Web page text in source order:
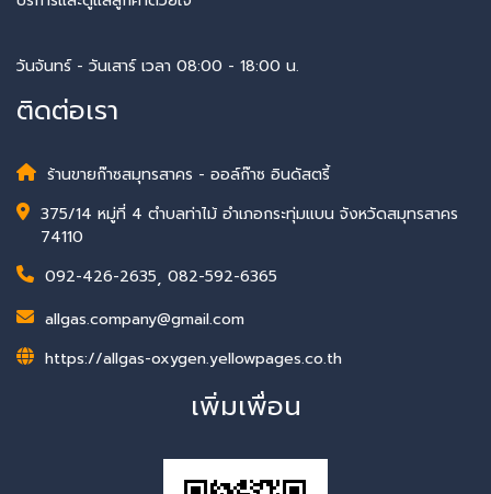
วันจันทร์ - วันเสาร์ เวลา 08:00 - 18:00 น.
ติดต่อเรา
ร้านขายก๊าซสมุทรสาคร - ออล์ก๊าซ อินดัสตรี้
375/14 หมู่ที่ 4 ตำบลท่าไม้ อำเภอกระทุ่มแบน จังหวัดสมุทรสาคร
74110
092-426-2635, 082-592-6365
allgas.company@gmail.com
https://allgas-oxygen.yellowpages.co.th
เพิ่มเพื่อน